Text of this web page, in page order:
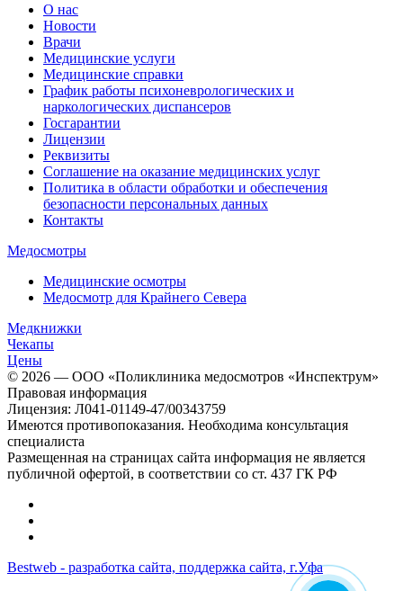
О нас
Новости
Врачи
Медицинские услуги
Медицинские справки
График работы психоневрологических и
наркологических диспансеров
Госгарантии
Лицензии
Реквизиты
Соглашение на оказание медицинских услуг
Политика в области обработки и обеспечения
безопасности персональных данных
Контакты
Медосмотры
Медицинские осмотры
Медосмотр для Крайнего Севера
Медкнижки
Чекапы
Цены
© 2026 — ООО «Поликлиника медосмотров «Инспектрум»
Правовая информация
Лицензия: Л041-01149-47/00343759
Имеются противопоказания. Необходима консультация
специалиста
Размещенная на страницах сайта информация не является
публичной офертой, в соответствии со ст. 437 ГК РФ
Bestweb - разработка сайта, поддержка сайта, г.Уфа